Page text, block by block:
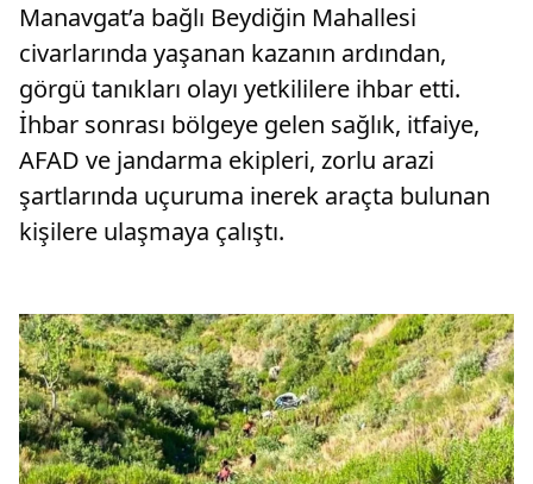
Manavgat’a bağlı Beydiğin Mahallesi
civarlarında yaşanan kazanın ardından,
görgü tanıkları olayı yetkililere ihbar etti.
İhbar sonrası bölgeye gelen sağlık, itfaiye,
AFAD ve jandarma ekipleri, zorlu arazi
şartlarında uçuruma inerek araçta bulunan
kişilere ulaşmaya çalıştı.